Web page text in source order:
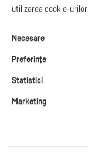
ajutor?
L-V: 09:00 - 17:00
0368 409 233
office@factureaza.ro
utilizarea cookie-urilor.
Necesare
Preferinţe
Statistici
Marketing